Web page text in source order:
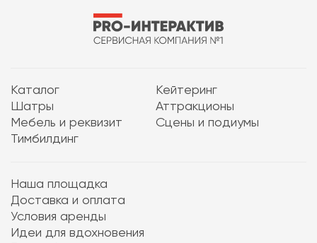
Каталог
Кейтеринг
Шатры
Аттракционы
Мебель и реквизит
Сцены и подиумы
Тимбилдинг
Наша площадка
Доставка и оплата
Условия аренды
Идеи для вдохновения